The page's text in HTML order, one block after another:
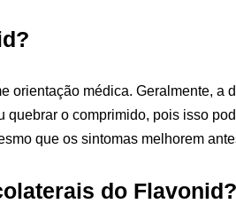
orientação médica. Geralmente,
quebrar o comprimido, pois isso
que os sintomas melhorem
do Flavonid?